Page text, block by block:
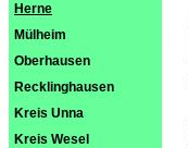
Herne
Mülheim
Oberhausen
Recklinghausen
Kreis Unna
Kreis Wesel